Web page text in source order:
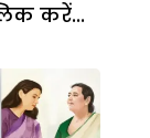
करें...